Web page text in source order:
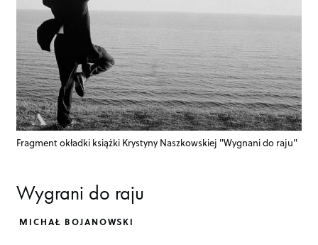
Fragment okładki książki Krystyny Naszkowskiej "Wygnani do raju"
Wygrani do raju
MICHAŁ BOJANOWSKI